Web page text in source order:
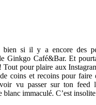
bien si il y a encore des
Ginkgo Café&Bar. Et
Tout pour plaire aux
coins et recoins pour faire
vu passer sur ton feed
blanc immaculé. C’est